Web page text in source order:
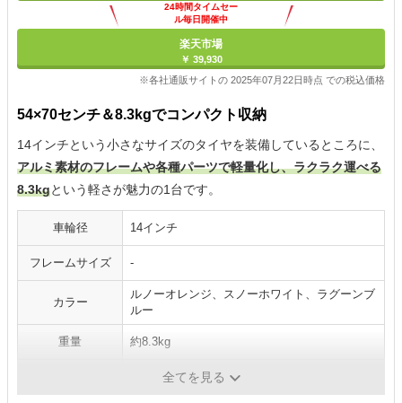
24時間タイムセー
ル毎日開催中
楽天市場
￥ 39,930
※各社通販サイトの 2025年07月22日時点 での税込価格
54×70センチ＆8.3kgでコンパクト収納
14インチという小さなサイズのタイヤを装備しているところに、
アルミ素材のフレームや各種パーツで軽量化し、ラクラク運べる
8.3kgという軽さが魅力の1台です。
車輪径 14インチ
フレームサイズ -
カラー
ルノーオレンジ、スノーホワイト、ラグーンブ
ルー
重量 約8.3kg
全てを見る